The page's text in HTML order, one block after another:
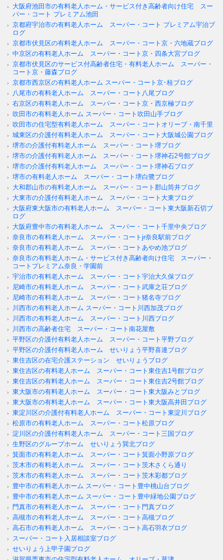
大阪府池田市の有料老人ホーム・サービス付き高齢者向け住宅 スー
パー・コート プレミアム池田
京都府宇治市の有料老人ホーム スーパー・コート プレミアム宇治ブ
ログ
京都市伏見区の有料老人ホーム スーパー・コート京・六地蔵ブログ
中京区の有料老人ホーム スーパー・コート京・四条大宮ブログ
京都市伏見区のサービス付高齢者住宅・有料老人ホーム スーパー・
コート京・藤森ブログ
京都市西京区の有料老人ホーム スーパー・コート京･桂ブログ
八尾市の有料老人ホーム スーパー・コート八尾ブログ
右京区の有料老人ホーム スーパー・コート京・西京極ブログ
吹田市の有料老人ホーム スーパー・コート吹田山手ブログ
吹田市の住宅型有料老人ホーム スーパー・コートオリーブ・南千里
城東区の介護付有料老人ホーム スーパー・コート大阪城公園ブログ
堺市の介護付有料老人ホーム スーパー・コート堺ブログ
堺市の介護付有料老人ホーム スーパー・コート堺神石2号館ブログ
堺市の介護付有料老人ホーム スーパー・コート堺神石ブログ
堺市の有料老人ホーム スーパー・コート堺白鷺ブログ
大和郡山市の有料老人ホーム スーパー・コート郡山筒井ブログ
大東市の介護付有料老人ホーム スーパー・コート大東ブログ
大阪府東大阪市の有料老人ホーム スーパー・コート東大阪新石切ブ
ログ
大阪府豊中市の有料老人ホーム スーパー・コート千里中央ブログ
奈良市の有料老人ホーム スーパー・コートjr奈良駅前ブログ
奈良市の有料老人ホーム スーパー・コートあやめ池ブログ
奈良市の有料老人ホーム・サービス付き高齢者向け住宅 スーパー・
コートプレミアム奈良・学園前
宇治市の有料老人ホーム スーパー・コート宇治大久保ブログ
尼崎市の有料老人ホーム スーパー・コート武庫之荘ブログ
尼崎市の有料老人ホーム スーパー・コート猪名寺ブログ
川西市の有料老人ホーム スーパー・コート川西加茂ブログ
川西市の有料老人ホーム スーパー・コート川西ブログ
川西市の高齢者住宅 スーパー・コート南花屋敷
平野区の介護付有料老人ホーム スーパー・コート平野ブログ
平野区の介護付有料老人ホーム せいりょう平野喜連ブログ
東住吉区の在宅介護ステーション せいりょうブログ
東住吉区の有料老人ホーム スーパー・コート東住吉1号館ブログ
東住吉区の有料老人ホーム スーパー・コート東住吉2号館ブログ
東大阪市の有料老人ホーム スーパー・コート東大阪みとブログ
東大阪市の有料老人ホーム スーパー・コート東大阪高井田ブログ
東淀川区の介護付有料老人ホーム スーパー・コート東淀川ブログ
松原市の有料老人ホーム スーパー・コート松原ブログ
淀川区の介護付有料老人ホーム スーパー・コート三国ブログ
生野区のグループホーム せいりょう巽北ブログ
箕面市の有料老人ホーム スーパー・コート箕面小野原ブログ
茨木市の有料老人ホーム スーパー・コート茨木さくら通り
茨木市の有料老人ホーム スーパー・コート茨木彩都ブログ
豊中市の有料老人ホーム スーパー・コート豊中桃山台ブログ
豊中市の有料老人ホーム スーパー・コート豊中緑地公園ブログ
門真市の有料老人ホーム スーパー・コート門真ブログ
高槻市の有料老人ホーム スーパー・コート高槻ブログ
高石市の有料老人ホーム スーパー・コート高石羽衣ブログ
スーパー・コート入居相談室ブログ
せいりょう上甲子園ブログ